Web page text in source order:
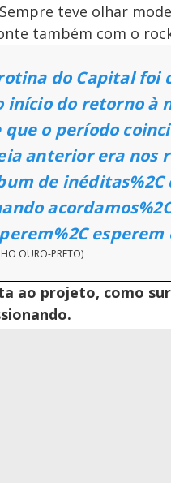
teve olhar
também com o
do Capital foi
início do retorno à
que o período
anterior era nos
de inéditas%2C
esperem
OURO-PRETO)
ao projeto, como